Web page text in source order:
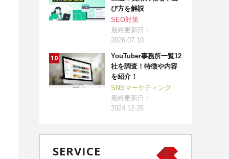
び方を解説
SEO対策
最終更新日：
2026.07.10
YouTuber事務所一覧12
社を調査！特徴や内容
を紹介！
SNSマーケティング
最終更新日：
2024.12.25
SERVICE